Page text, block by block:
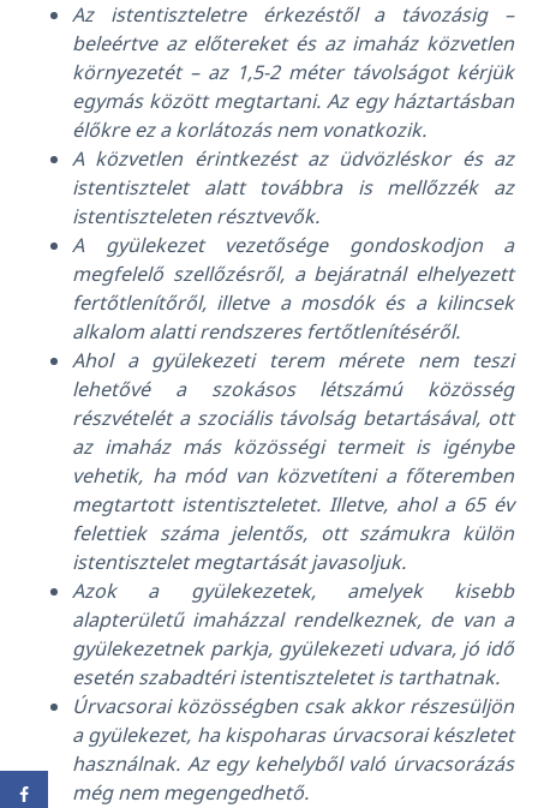
Az istentiszteletre érkezéstől a távozásig –
beleértve az előtereket és az imaház közvetlen
környezetét – az 1,5-2 méter távolságot kérjük
egymás között megtartani. Az egy háztartásban
élőkre ez a korlátozás nem vonatkozik.
A közvetlen érintkezést az üdvözléskor és az
istentisztelet alatt továbbra is mellőzzék az
istentiszteleten résztvevők.
A gyülekezet vezetősége gondoskodjon a
megfelelő szellőzésről, a bejáratnál elhelyezett
fertőtlenítőről, illetve a mosdók és a kilincsek
alkalom alatti rendszeres fertőtlenítéséről.
Ahol a gyülekezeti terem mérete nem teszi
lehetővé a szokásos létszámú közösség
részvételét a szociális távolság betartásával, ott
az imaház más közösségi termeit is igénybe
vehetik, ha mód van közvetíteni a főteremben
megtartott istentiszteletet. Illetve, ahol a 65 év
felettiek száma jelentős, ott számukra külön
istentisztelet megtartását javasoljuk.
Azok a gyülekezetek, amelyek kisebb
alapterületű imaházzal rendelkeznek, de van a
gyülekezetnek parkja, gyülekezeti udvara, jó idő
esetén szabadtéri istentiszteletet is tarthatnak.
Úrvacsorai közösségben csak akkor részesüljön
a gyülekezet, ha kispoharas úrvacsorai készletet
használnak. Az egy kehelyből való úrvacsorázás
még nem megengedhető.